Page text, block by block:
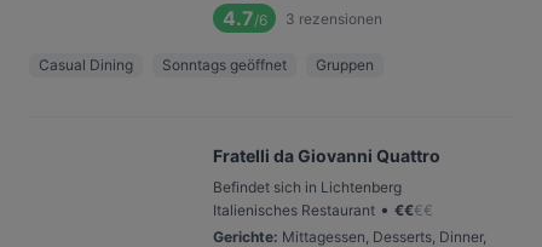
4.7/6 3 rezensionen
Casual Dining Sonntags geöffnet Gruppen
Fratelli da Giovanni Quattro
Befindet sich in Lichtenberg
Italienisches Restaurant • €€€€
Gerichte: Mittagessen, Desserts, Dinner,